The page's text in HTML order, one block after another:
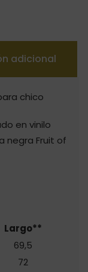
adicional
chico
en vinilo
negra Fruit of
Largo**
69,5
72